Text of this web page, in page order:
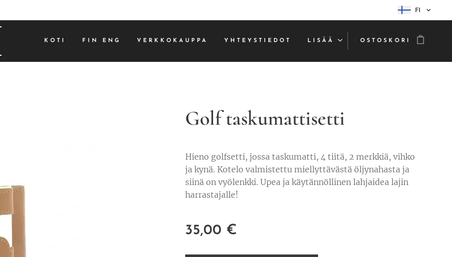
FI
KOTI FIN ENG VERKKOKAUPPA YHTEYSTIEDOT LISÄÄ OSTOSKORI
Golf taskumattisetti
Hieno golfsetti, jossa taskumatti, 4 tiitä, 2 merkkiä, vihko
ja kynä. Kotelo valmistettu miellyttävästä öljynahasta ja
siinä on vyölenkki. Upea ja käytännöllinen lahjaidea lajin
harrastajalle!
35,00 €